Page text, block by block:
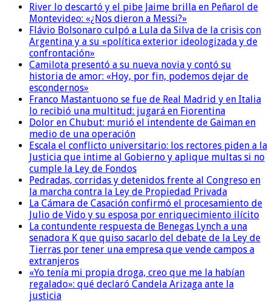
River lo descartó y el pibe Jaime brilla en Peñarol de
Montevideo: «¿Nos dieron a Messi?»
Flávio Bolsonaro culpó a Lula da Silva de la crisis con
Argentina y a su «política exterior ideologizada y de
confrontación»
Camilota presentó a su nueva novia y contó su
historia de amor: «Hoy, por fin, podemos dejar de
escondernos»
Franco Mastantuono se fue de Real Madrid y en Italia
lo recibió una multitud: jugará en Fiorentina
Dolor en Chubut: murió el intendente de Gaiman en
medio de una operación
Escala el conflicto universitario: los rectores piden a la
Justicia que intime al Gobierno y aplique multas si no
cumple la Ley de Fondos
Pedradas, corridas y detenidos frente al Congreso en
la marcha contra la Ley de Propiedad Privada
La Cámara de Casación confirmó el procesamiento de
Julio de Vido y su esposa por enriquecimiento ilícito
La contundente respuesta de Benegas Lynch a una
senadora K que quiso sacarlo del debate de la Ley de
Tierras por tener una empresa que vende campos a
extranjeros
«Yo tenía mi propia droga, creo que me la habían
regalado»: qué declaró Candela Arizaga ante la
justicia